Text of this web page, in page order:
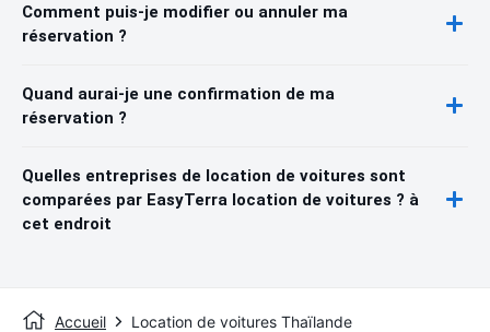
Comment puis-je modifier ou annuler ma
réservation ?
Quand aurai-je une confirmation de ma
réservation ?
Quelles entreprises de location de voitures sont
comparées par EasyTerra location de voitures ? à
cet endroit
Accueil Location de voitures Thaïlande